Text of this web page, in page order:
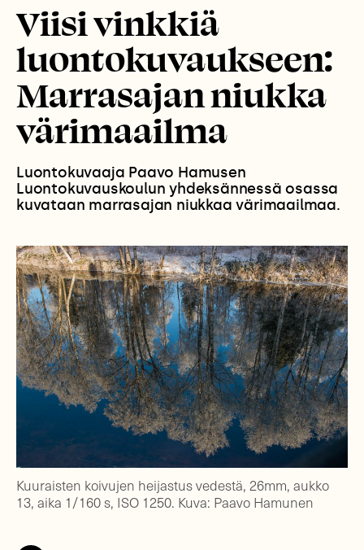
Viisi vinkkiä
luontokuvaukseen:
Marrasajan niukka
värimaailma
Luontokuvaaja Paavo Hamusen
Luontokuvauskoulun yhdeksännessä osassa
kuvataan marrasajan niukkaa värimaailmaa.
Kuuraisten koivujen heijastus vedestä, 26mm, aukko
13, aika 1/160 s, ISO 1250. Kuva: Paavo Hamunen